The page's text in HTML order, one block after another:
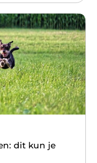
dit kun je